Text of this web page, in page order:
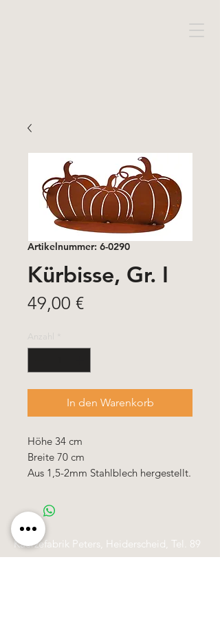
Artikelnummer: 6-0290
Kürbisse, Gr. I
49,00 €Preis
Anzahl
In den Warenkorb
Höhe 34 cm
Breite 70 cm
Aus 1,5-2mm Stahlblech hergestellt.
Käerzefabrik Peters, Heiderscheid, Tel. 89